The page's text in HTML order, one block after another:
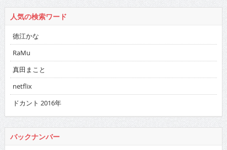
人気の検索ワード
徳江かな
RaMu
真田まこと
netflix
ドカント 2016年
バックナンバー